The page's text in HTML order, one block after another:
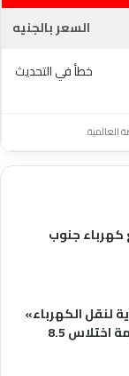
السعر بالجنيه
خطأ في التحديث
العالمية.
جنوب
لنقل الكهرباء»
لنيابة الأموال العامة بتهمة اختلاس 8.5